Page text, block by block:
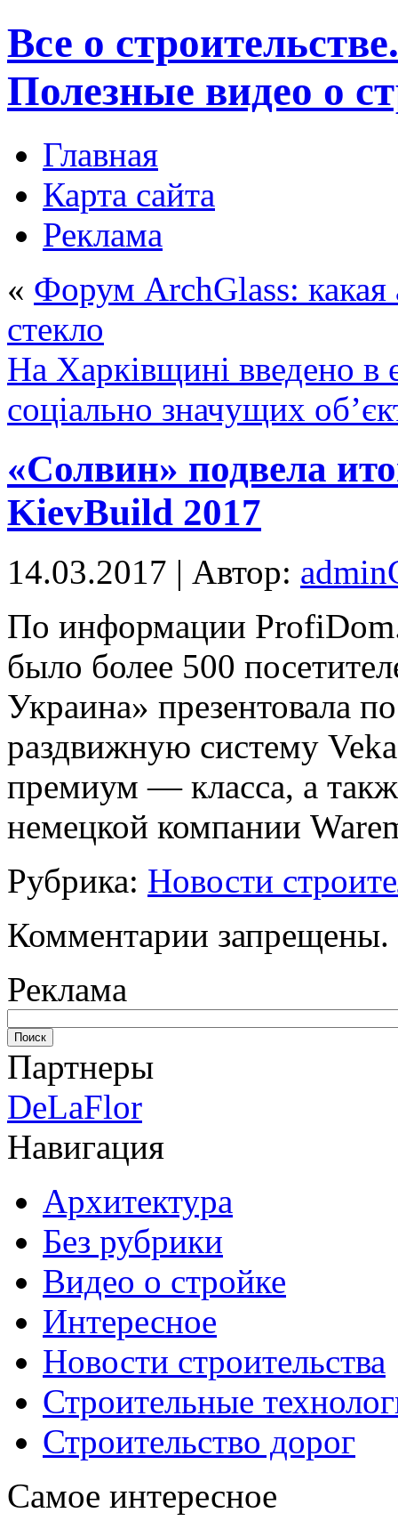
Все о
Полезные видео о
Главная
Карта сайта
Реклама
« Форум ArchGlass: какая
стекло
На Харківщині введено в
соціально значущих
«Солвин» подвела
KievBuild 2017
14.03.2017 | Автор:
Пo информации
было более 500
Украина» презентовала
раздвижную систему
премиум — класса, а
немецкой компании
Рубрика: Новости
Комментарии запрещены.
Реклама
Партнеры
DeLaFlor
Навигация
Архитектура
Без рубрики
Видео о стройке
Интересное
Новости строительства
Строительные
Строительство дорог
Самое интересное